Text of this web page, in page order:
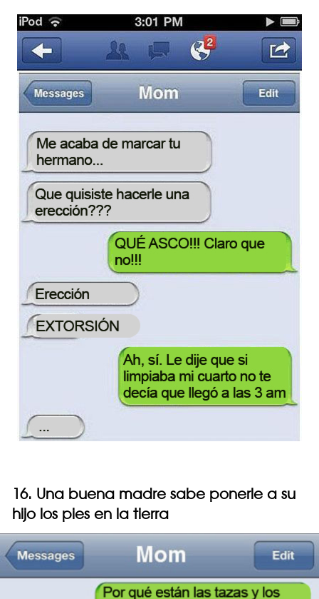
16. Una buena madre sabe ponerle a su
hijo los pies en la tierra